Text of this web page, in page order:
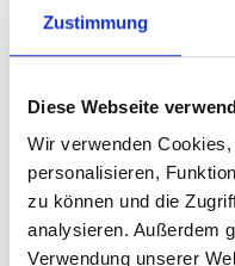
Zustimmung
Diese Webseite
Wir verwenden
personalisieren,
zu können und die
analysieren. Außerdem
Verwendung unserer
Jule und Zint
inkl. 7 % MwSt.
zzgl.Versandkosten